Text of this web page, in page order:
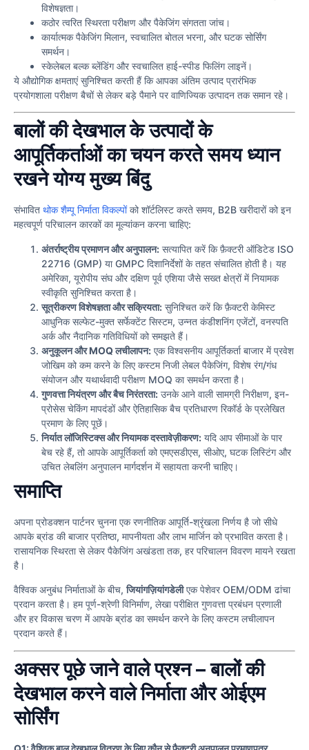
विशेषज्ञता।
कठोर त्वरित स्थिरता परीक्षण और पैकेजिंग संगतता जांच।
कार्यात्मक पैकेजिंग मिलान, स्वचालित बोतल भरना, और घटक सोर्सिंग
समर्थन।
स्केलेबल बल्क ब्लेंडिंग और स्वचालित हाई-स्पीड फिलिंग लाइनें।
ये औद्योगिक क्षमताएं सुनिश्चित करती हैं कि आपका अंतिम उत्पाद प्रारंभिक
प्रयोगशाला परीक्षण बैचों से लेकर बड़े पैमाने पर वाणिज्यिक उत्पादन तक समान रहे।
बालों की देखभाल के उत्पादों के
आपूर्तिकर्ताओं का चयन करते समय ध्यान
रखने योग्य मुख्य बिंदु
संभावित थोक शैम्पू निर्माता विकल्पोंको शॉर्टलिस्ट करते समय, B2B खरीदारों को इन
महत्वपूर्ण परिचालन कारकों का मूल्यांकन करना चाहिए:
अंतर्राष्ट्रीय प्रमाणन और अनुपालन: सत्यापित करें कि फ़ैक्टरी ऑडिटेड ISO
22716 (GMP) या GMPC दिशानिर्देशों के तहत संचालित होती है। यह
अमेरिका, यूरोपीय संघ और दक्षिण पूर्व एशिया जैसे सख्त क्षेत्रों में नियामक
स्वीकृति सुनिश्चित करता है।
सूत्रीकरण विशेषज्ञता और सक्रियता: सुनिश्चित करें कि फ़ैक्टरी केमिस्ट
आधुनिक सल्फेट-मुक्त सर्फेक्टेंट सिस्टम, उन्नत कंडीशनिंग एजेंटों, वनस्पति
अर्क और नैदानिक गतिविधियों को समझते हैं।
अनुकूलन और MOQ लचीलापन: एक विश्वसनीय आपूर्तिकर्ता बाजार में प्रवेश
जोखिम को कम करने के लिए कस्टम निजी लेबल पैकेजिंग, विशेष रंग/गंध
संयोजन और यथार्थवादी परीक्षण MOQ का समर्थन करता है।
गुणवत्ता नियंत्रण और बैच निरंतरता: उनके आने वाली सामग्री निरीक्षण, इन-
प्रोसेस चेकिंग मापदंडों और ऐतिहासिक बैच प्रतिधारण रिकॉर्ड के प्रलेखित
प्रमाण के लिए पूछें।
निर्यात लॉजिस्टिक्स और नियामक दस्तावेज़ीकरण: यदि आप सीमाओं के पार
बेच रहे हैं, तो आपके आपूर्तिकर्ता को एमएसडीएस, सीओए, घटक लिस्टिंग और
उचित लेबलिंग अनुपालन मार्गदर्शन में सहायता करनी चाहिए।
समाप्ति
अपना प्रोडक्शन पार्टनर चुनना एक रणनीतिक आपूर्ति-श्रृंखला निर्णय है जो सीधे
आपके ब्रांड की बाजार प्रतिष्ठा, मापनीयता और लाभ मार्जिन को प्रभावित करता है।
रासायनिक स्थिरता से लेकर पैकेजिंग अखंडता तक, हर परिचालन विवरण मायने रखता
है।
वैश्विक अनुबंध निर्माताओं के बीच,जियांगज़ियांगडेलीएक पेशेवर OEM/ODM ढांचा
प्रदान करता है। हम पूर्ण-श्रेणी विनिर्माण, लेखा परीक्षित गुणवत्ता प्रबंधन प्रणाली
और हर विकास चरण में आपके ब्रांड का समर्थन करने के लिए कस्टम लचीलापन
प्रदान करते हैं।
अक्सर पूछे जाने वाले प्रश्न – बालों की
देखभाल करने वाले निर्माता और ओईएम
सोर्सिंग